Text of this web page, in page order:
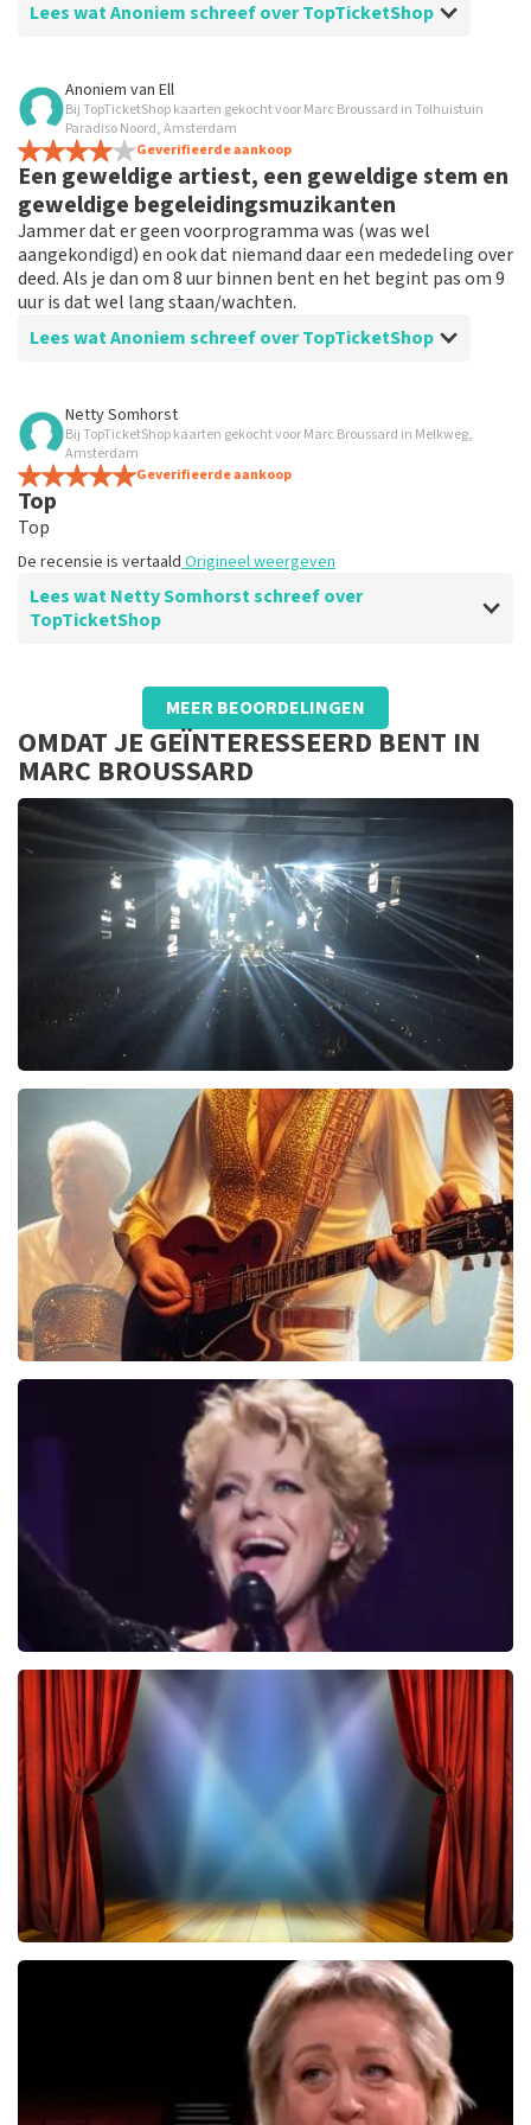
Lees wat Anoniem schreef over TopTicketShop
Beoordeling van Anoniem over
Snel.
Anoniem van Ell
Bij TopTicketShop kaarten gekocht voor Marc Broussard in Tolhuistuin
Paradiso Noord, Amsterdam
Geverifieerde aankoop
Een geweldige artiest, een geweldige stem en
geweldige begeleidingsmuzikanten
Jammer dat er geen voorprogramma was (was wel
aangekondigd) en ook dat niemand daar een mededeling over
deed. Als je dan om 8 uur binnen bent en het begint pas om 9
uur is dat wel lang staan/wachten.
Lees wat Anoniem schreef over TopTicketShop
Beoordeling van Anoniem over
Tickets bestellen verliep prima
Een aanrader.
Netty Somhorst
Bij TopTicketShop kaarten gekocht voor Marc Broussard in Melkweg,
Amsterdam
Geverifieerde aankoop
Top
Top
De recensie is vertaald Origineel weergeven
Lees wat Netty Somhorst schreef over
TopTicketShop
Beoordeling van Netty Somhorst overTopTicketShop
Top
Goed
De recensie is vertaaldOrigineel weergeven
MEER BEOORDELINGEN
OMDAT JE GEÏNTERESSEERD BENT IN
MARC BROUSSARD
Veldheren Live
40 reviews
BEKIJKEN
Bee Gees Forever
845+reviews
BEKIJKEN
De Hospita
431+ reviews
BEKIJKEN
reviews